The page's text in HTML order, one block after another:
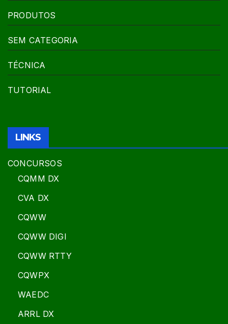
PRODUTOS
SEM CATEGORIA
TÉCNICA
TUTORIAL
LINKS
CONCURSOS
CQMM DX
CVA DX
CQWW
CQWW DIGI
CQWW RTTY
CQWPX
WAEDC
ARRL DX